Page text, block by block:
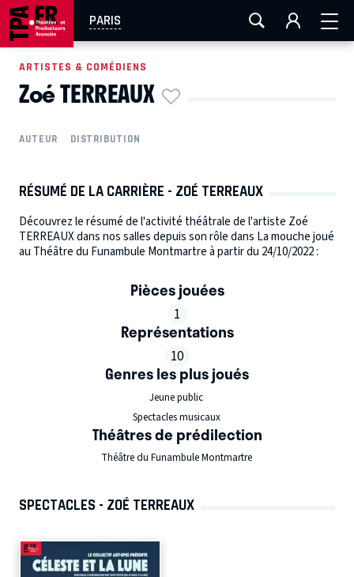
PARIS
AIX-MARSEILLE LA ROCHELLE
EN TOURNÉE
ARTISTES & COMÉDIENS
Zoé TERREAUX
AUTEUR DISTRIBUTION
RÉSUMÉ DE LA CARRIÈRE - ZOÉ TERREAUX
Découvrez le résumé de l'activité théâtrale de l'artiste Zoé
TERREAUX dans nos salles depuis son rôle dans La mouche joué
au Théâtre du Funambule Montmartre à partir du 24/10/2022 :
Pièces jouées
1
Représentations
10
Genres les plus joués
Jeune public
Spectacles musicaux
Théâtres de prédilection
Théâtre du Funambule Montmartre
SPECTACLES - ZOÉ TERREAUX